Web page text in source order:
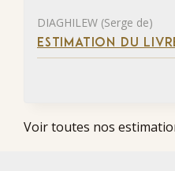
DIAGHILEW (Serge de)
ESTIMATION DU
Voir toutes nos